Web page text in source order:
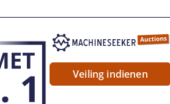
Veiling indienen